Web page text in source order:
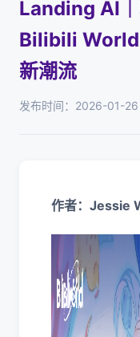
Landing AI
Bilibili World
新潮流
发布时间：2026-01-
作者：Jessie